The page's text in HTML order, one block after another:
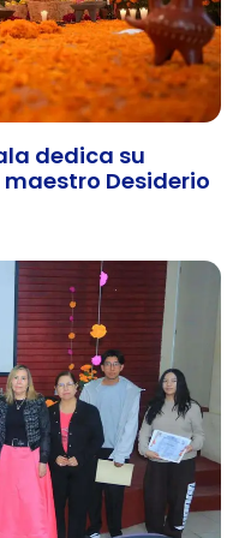
dedica su
Desiderio